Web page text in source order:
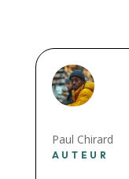
Paul Chirard
AUTEUR